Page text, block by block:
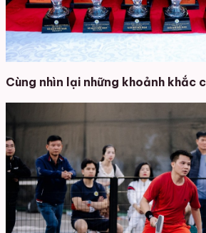
Cùng nhìn lại những khoảnh khắc